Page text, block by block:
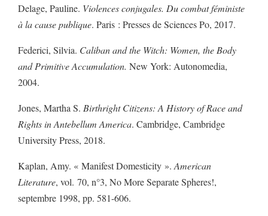
Delage, Pauline. Violences conjugales. Du combat féministe
à la cause publique. Paris : Presses de Sciences Po, 2017.
Federici, Silvia. Caliban and the Witch: Women, the Body
and Primitive Accumulation. New York: Autonomedia,
2004.
Jones, Martha S. Birthright Citizens: A History of Race and
Rights in Antebellum America. Cambridge, Cambridge
University Press, 2018.
Kaplan, Amy. « Manifest Domesticity ». American
Literature, vol. 70, n°3, No More Separate Spheres!,
septembre 1998, pp. 581-606.